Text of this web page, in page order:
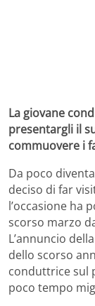
La giovane
presentargli il
commuovere i
Da poco
deciso di far
l’occasione ha
scorso marzo
L’annuncio
dello scorso
conduttrice sul
poco tempo